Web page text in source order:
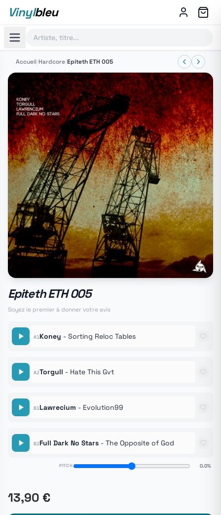
Vinylbleu
Accueil/Hardcore/Epiteth ETH 005
Epiteth ETH 005
Soyez le premier à donner votre avis
A1 Koney - Sorting Reloc Tables
A2Torgull - Hate This Gvt
B1 Lawrecium - Evolution99
B2Full Dark No Stars - The Opposite of God
PITCH 0.0%
13,90 €